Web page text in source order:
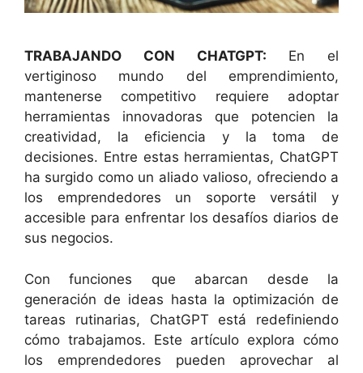
TRABAJANDO CON CHATGPT: En el
vertiginoso mundo del emprendimiento,
mantenerse competitivo requiere adoptar
herramientas innovadoras que potencien la
creatividad, la eficiencia y la toma de
decisiones. Entre estas herramientas, ChatGPT
ha surgido como un aliado valioso, ofreciendo a
los emprendedores un soporte versátil y
accesible para enfrentar los desafíos diarios de
sus negocios.
Con funciones que abarcan desde la
generación de ideas hasta la optimización de
tareas rutinarias, ChatGPT está redefiniendo
cómo trabajamos. Este artículo explora cómo
los emprendedores pueden aprovechar al